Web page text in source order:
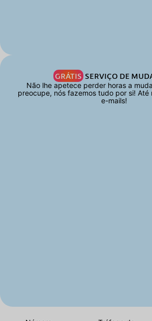
GRÁTISSERVIÇO DE
Não lhe apetece perder horas a
preocupe, nós fazemos tudo por si! Até
e-mails!